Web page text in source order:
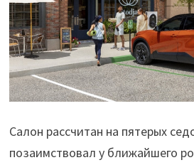
Салон рассчитан на пятерых
позаимствовал у ближайшего